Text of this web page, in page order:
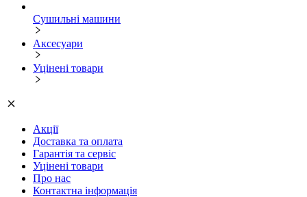
Сушильні машини
Аксесуари
Уцінені товари
Акції
Доставка та оплата
Гарантія та сервіс
Уцінені товари
Про нас
Контактна інформація